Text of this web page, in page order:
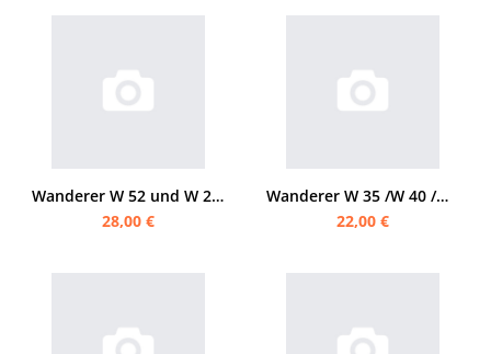
Wanderer W 52 und W 26 1937 Bedienungsanleitung
28,00 €
Wanderer W 35 /W 40 /W 50 /W 51 Bedienungsanleitung
22,00 €